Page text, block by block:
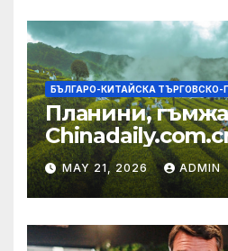
БЪЛГАРО-КИТАЙСКА
Планини,
MAY 21, 2026 ADMIN